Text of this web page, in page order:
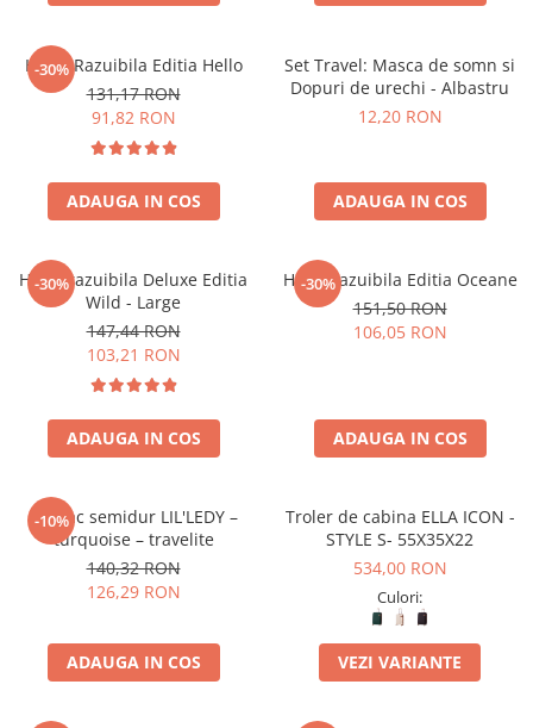
-30%
Harta Razuibila Editia Hello
131,17 RON
91,82 RON
ADAUGA IN COS
Set Travel: Masca de somn si
Dopuri de urechi - Albastru
12,20 RON
ADAUGA IN COS
-30%
Harta razuibila Deluxe Editia
Wild - Large
147,44 RON
103,21 RON
ADAUGA IN COS
-30%
Harta razuibila Editia Oceane
151,50 RON
106,05 RON
ADAUGA IN COS
-10%
Rucsac semidur LIL'LEDY –
turquoise – travelite
140,32 RON
126,29 RON
ADAUGA IN COS
Troler de cabina ELLA ICON -
STYLE S- 55X35X22
534,00 RON
Culori:
VEZI VARIANTE